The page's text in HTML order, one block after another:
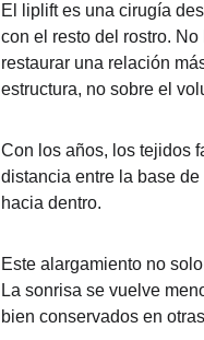
El liplift es una cirugía
con el resto del rostro.
restaurar una relación
estructura, no sobre el
Con los años, los tejidos
distancia entre la base
hacia dentro.
Este alargamiento no
La sonrisa se vuelve
bien conservados en